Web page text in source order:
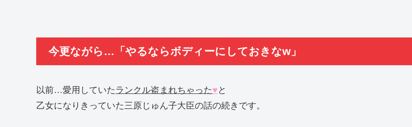
今更ながら…「やるならボディーにしておきなw」
以前…愛用していた ランクル盗まれちゃった♥ と
乙女になりきっていた三原じゅん子大臣の話の続きです。